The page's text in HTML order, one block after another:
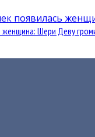
женщина: Шери Деву